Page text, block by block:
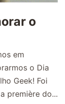
o
em
o Dia
Geek! Foi
première do...